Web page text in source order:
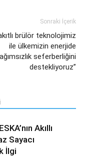
Sonraki İçerik
brülör teknolojimiz
ile ülkemizin enerjide
seferberliğini
destekliyoruz”
Akıllı
Sayacı
İlgi